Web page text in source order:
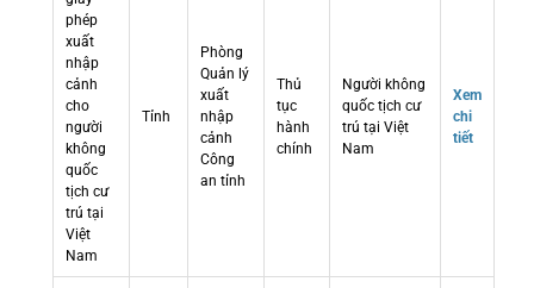
phép
xuất
nhập
cảnh
cho
người
không
quốc
tịch cư
trú tại
Việt
Nam
Tỉnh
Phòng
Quản lý
xuất
nhập
cảnh
Công
an tỉnh
Thủ
tục
hành
chính
Người không
quốc tịch cư
trú tại Việt
Nam
Xem
chi
tiết